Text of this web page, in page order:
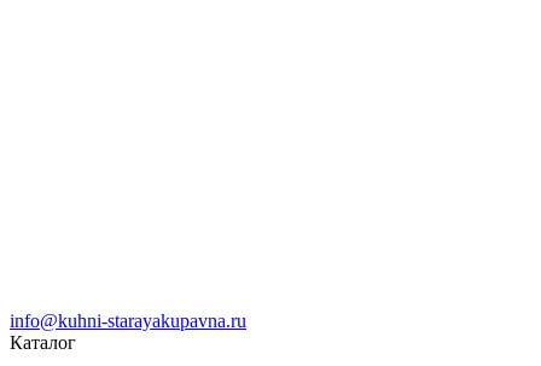
info@kuhni-starayakupavna.ru
Каталог